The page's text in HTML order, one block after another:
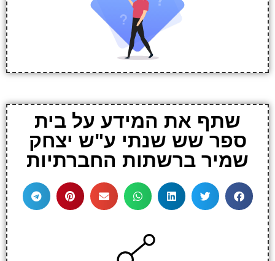
שתף את המידע על בית
ספר שש שנתי ע"ש יצחק
שמיר ברשתות החברתיות